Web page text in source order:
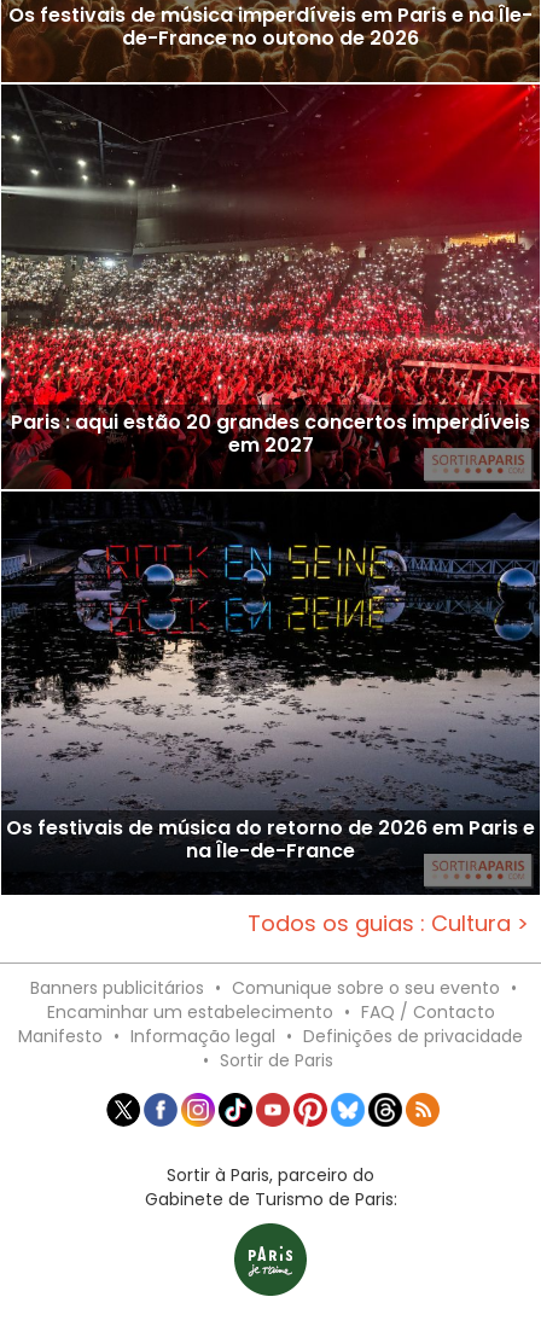
Os festivais de música imperdíveis em Paris e na Île-
de-France no outono de 2026
Paris : aqui estão 20 grandes concertos imperdíveis
em 2027
Os festivais de música do retorno de 2026 em Paris e
na Île-de-France
Todos os guias : Cultura >
Banners publicitários • Comunique sobre o seu evento •
Encaminhar um estabelecimento • FAQ / Contacto
Manifesto • Informação legal • Definições de privacidade
• Sortir de Paris
Sortir à Paris, parceiro do
Gabinete de Turismo de Paris: